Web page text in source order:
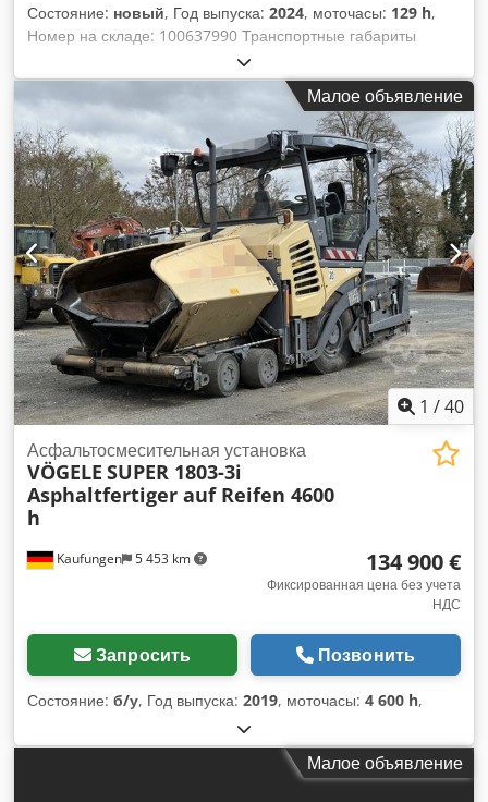
Состояние: новый, Год выпуска: 2024, моточасы: 129 h,
Номер на складе: 100637990 Транспортные габариты
(длина x ширина x высота): 0 x 0 x 0 Cedezkzyqopfx Antjha -
--- хорошее состояние.
Малое объявление
1 /40
Kaufungen 5 453 km
Асфальтосмесительная установка
VÖGELE SUPER 1803-3i
Asphaltfertiger auf Reifen 4600
h
134 900 €
Фиксированная цена без учета
НДС
Запросить Позвонить
Состояние: б/у, Год выпуска: 2019, моточасы: 4 600 h,
Малое объявление